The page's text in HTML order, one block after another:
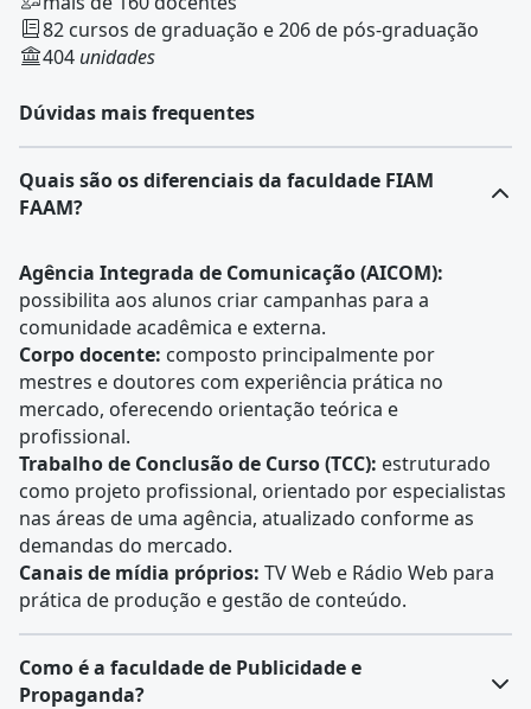
82 cursos de graduação e 206 de pós-graduação
404 unidades
Dúvidas mais frequentes
Quais são os diferenciais da faculdade FIAM
FAAM?
Agência Integrada de Comunicação (AICOM):
possibilita aos alunos criar campanhas para a
comunidade acadêmica e externa.
Corpo docente: composto principalmente por
mestres e doutores com experiência prática no
mercado, oferecendo orientação teórica e
profissional.
Trabalho de Conclusão de Curso (TCC): estruturado
como projeto profissional, orientado por especialistas
nas áreas de uma agência, atualizado conforme as
demandas do mercado.
Canais de mídia próprios: TV Web e Rádio Web para
prática de produção e gestão de conteúdo.
Como é a faculdade de Publicidade e
Propaganda?